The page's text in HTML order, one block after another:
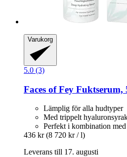
Varukorg
5.0 (3)
Faces of Fey Fuktserum,
Lämplig för alla hudtyper
Med trippelt
Perfekt i kombination
436 kr (8 720 kr / l)
Leverans till 17. augusti